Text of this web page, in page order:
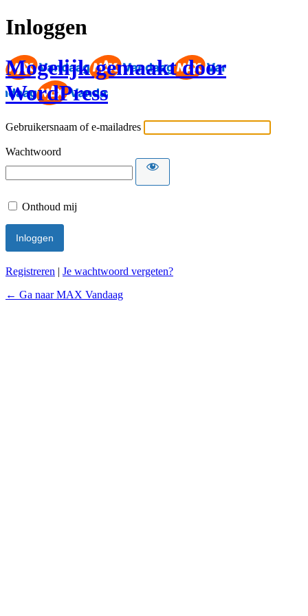
Inloggen
Mogelijk gemaakt door
WordPress
Gebruikersnaam of e-mailadres
Wachtwoord
Onthoud mij
Registreren | Je wachtwoord vergeten?
← Ga naar MAX Vandaag